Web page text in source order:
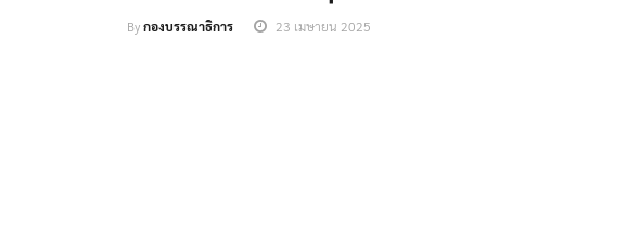
Byกองบรรณาธิการ 23 เมษายน 2025